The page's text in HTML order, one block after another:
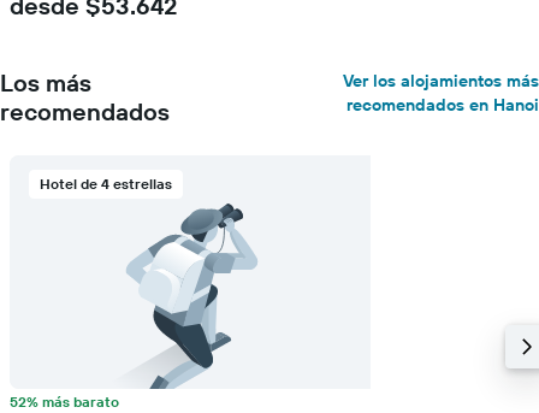
Los más
recomendados
Ver los alojamientos más
recomendados en Hanoi
Hotel de 4 estrellas
52% más barato